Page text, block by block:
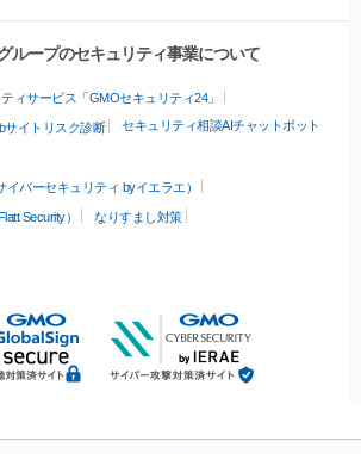
ループのセキュリティ事業について
ィサービス「GMOセキュリティ24」
サイトリスク診断 セキュリティ相談AIチャットボット
バーセキュリティ byイエラエ）
Security）
なりすまし対策